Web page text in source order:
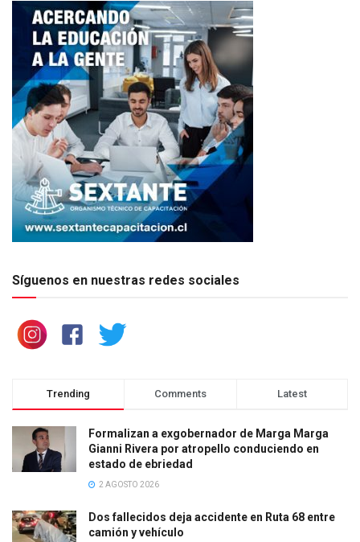
Síguenos en nuestras redes sociales
Trending Comments Latest
Formalizan a exgobernador de Marga Marga
Gianni Rivera por atropello conduciendo en
estado de ebriedad
2 AGOSTO 2026
Dos fallecidos deja accidente en Ruta 68 entre
camión y vehículo